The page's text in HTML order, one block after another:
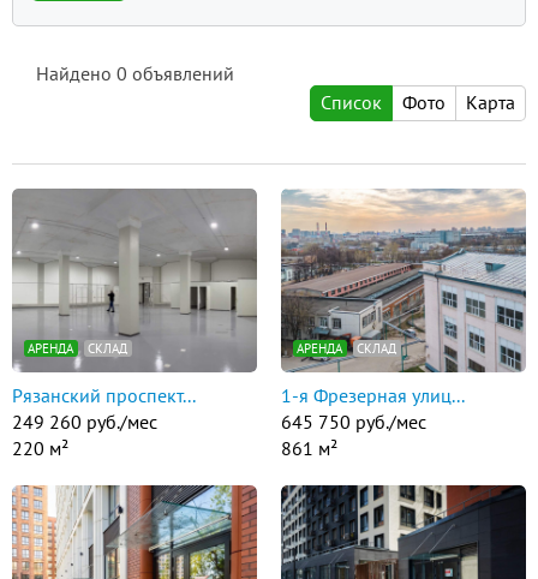
Найдено 0 объявлений
Список
Фото Карта
АРЕНДА СКЛАД
Рязанский проспект...
249 260 руб./мес
220 м²
АРЕНДА СКЛАД
1-я Фрезерная улиц...
645 750 руб./мес
861 м²